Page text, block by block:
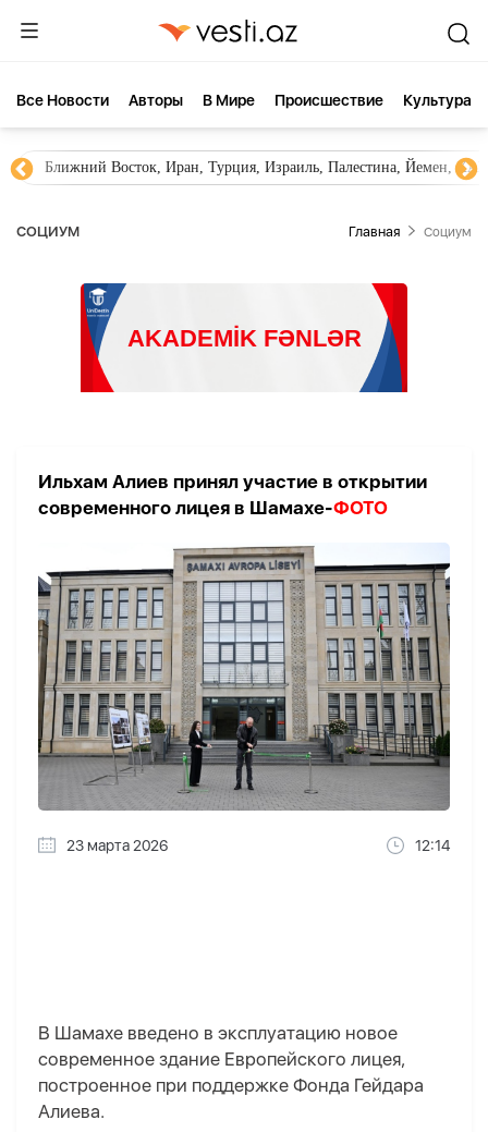
Все Новости Aвторы В Мире Происшествие Культура
Ближний Восток, Иран, Турция, Израиль, Палестина, Йемен,
СОЦИУМ Главная Социум
Ильхам Алиев принял участие в открытии
современного лицея в Шамахе-ФОТО
23 марта 2026 12:14
В Шамахе введено в эксплуатацию новое
современное здание Европейского лицея,
построенное при поддержке Фонда Гейдара
Алиева.